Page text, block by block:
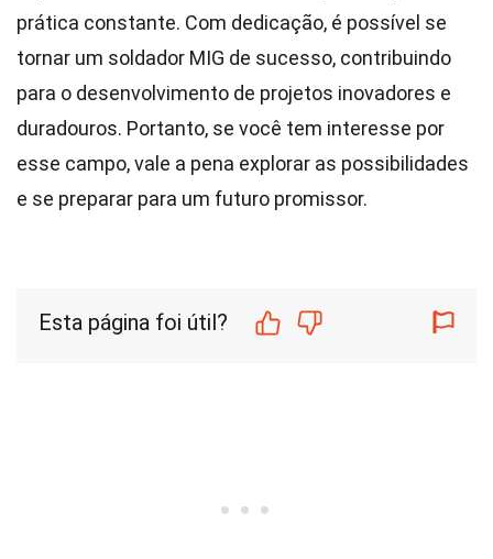
prática constante. Com dedicação, é possível se
tornar um soldador MIG de sucesso, contribuindo
para o desenvolvimento de projetos inovadores e
duradouros. Portanto, se você tem interesse por
esse campo, vale a pena explorar as possibilidades
e se preparar para um futuro promissor.
Esta página foi útil?